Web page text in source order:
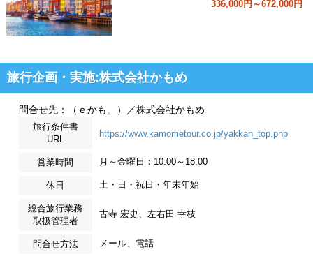
336,000円～672,000円
旅行企画・実施:株式会社かもめ
問合せ先：（ｅかも。）／株式会社かもめ
旅行条件書
URL
https://www.kamometour.co.jp/yakkan_top.php
営業時間 月～金曜日：10:00～18:00
休日 土・日・祝日・年末年始
総合旅行業務
取扱管理者
古寺 宏史、左右田 幸枝
問合せ方法 メール、電話